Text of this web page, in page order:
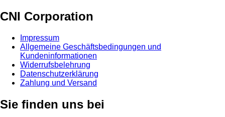
CNI Corporation
Impressum
Allgemeine Geschäftsbedingungen und
Kundeninformationen
Widerrufsbelehrung
Datenschutzerklärung
Zahlung und Versand
Sie finden uns bei